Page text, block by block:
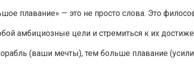
плавание» — это не просто слова. Это
амбициозные цели и стремиться к их
(ваши мечты), тем больше плавание